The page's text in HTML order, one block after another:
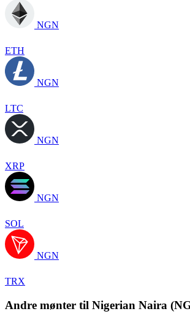
NGN
ETH
NGN
LTC
NGN
XRP
NGN
SOL
NGN
TRX
Andre mønter til Nigerian Naira